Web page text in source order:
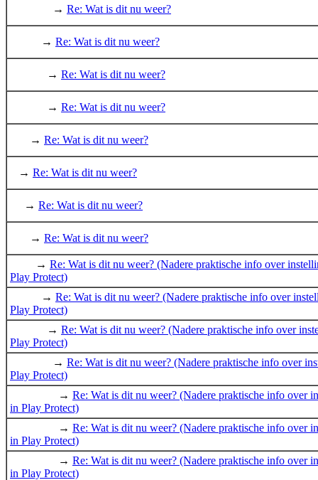
→ Re: Wat is dit nu weer?
→ Re: Wat is dit nu weer?
→ Re: Wat is dit nu weer?
→ Re: Wat is dit nu weer?
→ Re: Wat is dit nu weer?
→ Re: Wat is dit nu weer?
→ Re: Wat is dit nu weer?
→ Re: Wat is dit nu weer?
→ Re: Wat is dit nu weer? (Nadere praktische info over
Play Protect)
→ Re: Wat is dit nu weer? (Nadere praktische info over
Play Protect)
→ Re: Wat is dit nu weer? (Nadere praktische info over
Play Protect)
→ Re: Wat is dit nu weer? (Nadere praktische info over
Play Protect)
→ Re: Wat is dit nu weer? (Nadere praktische info over
in Play Protect)
→ Re: Wat is dit nu weer? (Nadere praktische info over
in Play Protect)
→ Re: Wat is dit nu weer? (Nadere praktische info over
in Play Protect)